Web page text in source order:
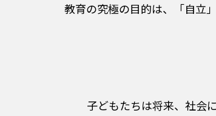
教育の究極の目的は、「自立
子どもたちは将来、社会